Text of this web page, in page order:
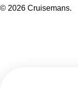
© 2026 Cruisemans.